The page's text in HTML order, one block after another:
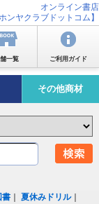
オンライン書店
ホンヤクラブドットコム】
一覧 ご利用ガイド
その他商材
書 ｜夏休みドリル｜